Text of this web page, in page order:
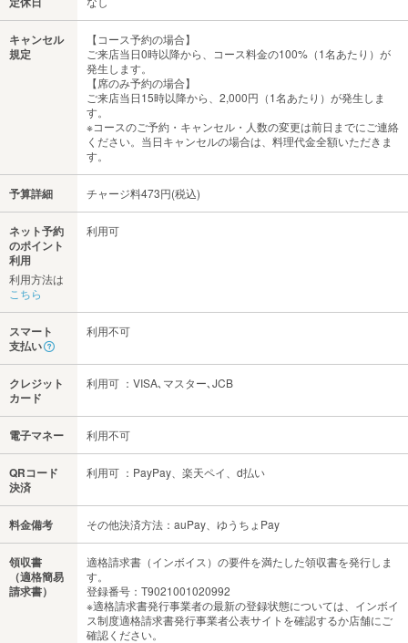
キャンセル
規定
【コース予約の場合】
ご来店当日0時以降から、コース料金の100%（1名あたり）が
発生します。
【席のみ予約の場合】
ご来店当日15時以降から、2,000円（1名あたり）が発生しま
す。
※コースのご予約・キャンセル・人数の変更は前日までにご連絡
ください。当日キャンセルの場合は、料理代金全額いただきま
す。
予算詳細 チャージ料473円(税込)
ネット予約
のポイント
利用
利用方法は
こちら
利用可
スマート
支払い
利用不可
クレジット
カード
利用可 ：VISA､マスター､JCB
電子マネー 利用不可
QRコード
決済
利用可 ：PayPay、楽天ペイ、d払い
料金備考 その他決済方法：auPay、ゆうちょPay
領収書
（適格簡易
請求書）
適格請求書（インボイス）の要件を満たした領収書を発行しま
す。
登録番号：T9021001020992
※適格請求書発行事業者の最新の登録状態については、インボイ
ス制度適格請求書発行事業者公表サイトを確認するか店舗にご
確認ください。